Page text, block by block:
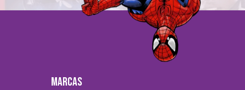
MARCAS